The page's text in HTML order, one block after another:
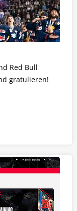
Red Bull
gratulieren!